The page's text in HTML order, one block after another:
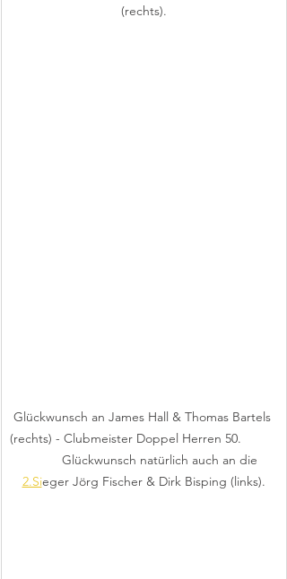
(rechts).
Glückwunsch an James Hall & Thomas Bartels
(rechts) - Clubmeister Doppel Herren 50.
          Glückwunsch natürlich auch an die
2.Sieger Jörg Fischer & Dirk Bisping (links).